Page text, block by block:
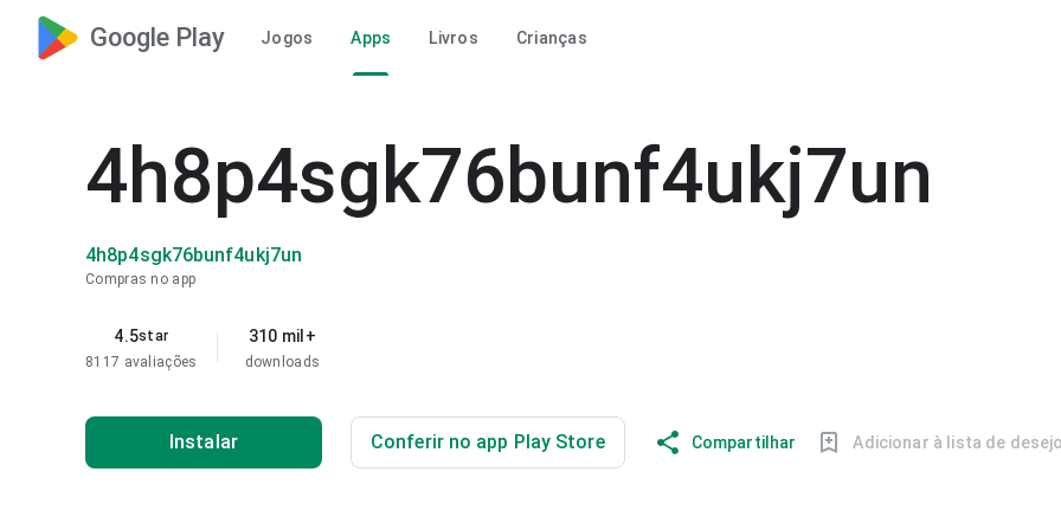
Google Play Jogos Apps Livros Crianças
4h8p4sgk76bunf4ukj7un
4h8p4sgk76bunf4ukj7un
Compras no app
4.5star
8117 avaliações
310 mil+
downloads
Instalar Conferir no app Play Store Compartilhar Adicionar à lista de